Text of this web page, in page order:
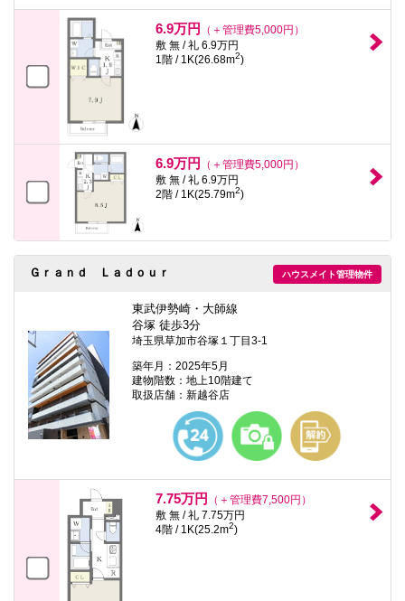
6.9万円
（＋管理費5,000円）
敷 無 / 礼 6.9万円
1階 / 1K(26.68m2)
6.9万円
（＋管理費5,000円）
敷 無 / 礼 6.9万円
2階 / 1K(25.79m2)
ハウスメイト管理物件
Ｇｒａｎｄ Ｌａｄｏｕｒ
東武伊勢崎・大師線
谷塚 徒歩3分
埼玉県草加市谷塚１丁目3-1
築年月：2025年5月
建物階数：地上10階建て
取扱店舗：新越谷店
7.75万円
（＋管理費7,500円）
敷 無 / 礼 7.75万円
4階 / 1K(25.2m2)